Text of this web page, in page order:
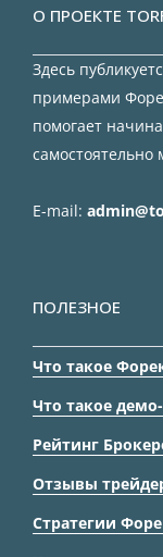
О ПРОЕКТЕ
Здесь
примерами
помогает
E-mail:
ПОЛЕЗНОЕ
Что такое
Что такое
Рейтинг
Отзывы
Стратегии